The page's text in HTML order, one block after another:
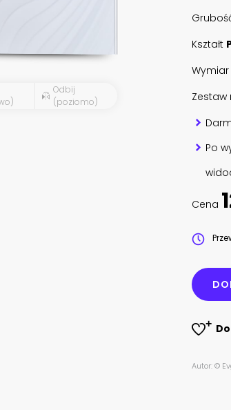
Odbij
(poziomo)
Kształt
Wymiar
Po
Cena
Autor: ©